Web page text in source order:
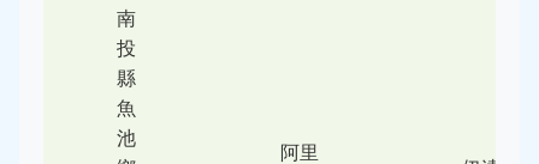
南
投
縣
魚
池
阿里